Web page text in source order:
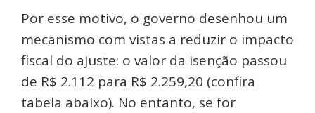
Por esse motivo, o governo desenhou um
mecanismo com vistas a reduzir o impacto
fiscal do ajuste: o valor da isenção passou
de R$ 2.112 para R$ 2.259,20 (confira
tabela abaixo). No entanto, se for